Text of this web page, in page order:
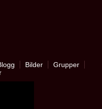
Bilder
Grupper